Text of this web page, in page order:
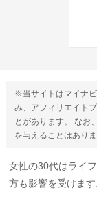
※当サイトはマイナ
み、アフィリエイト
とがあります。 なお
を与えることはありま
女性の30代はライ
方も影響を受けます